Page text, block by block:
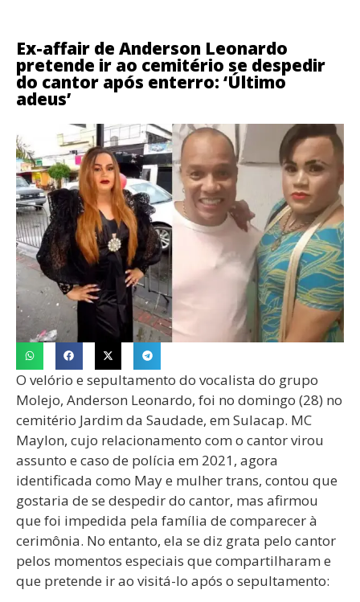
Ex-affair de Anderson Leonardo
pretende ir ao cemitério se despedir
do cantor após enterro: ‘Último
adeus’
O velório e sepultamento do vocalista do grupo
Molejo, Anderson Leonardo, foi no domingo (28) no
cemitério Jardim da Saudade, em Sulacap. MC
Maylon, cujo relacionamento com o cantor virou
assunto e caso de polícia em 2021, agora
identificada como May e mulher trans, contou que
gostaria de se despedir do cantor, mas afirmou
que foi impedida pela família de comparecer à
cerimônia. No entanto, ela se diz grata pelo cantor
pelos momentos especiais que compartilharam e
que pretende ir ao visitá-lo após o sepultamento: